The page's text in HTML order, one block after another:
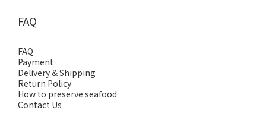
FAQ
FAQ
Payment
Delivery & Shipping
Return Policy
How to preserve seafood
Contact Us